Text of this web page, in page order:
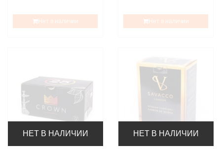
Нет в наличии Нет в наличии
НЕТ В НАЛИЧИИ НЕТ В НАЛИЧИИ